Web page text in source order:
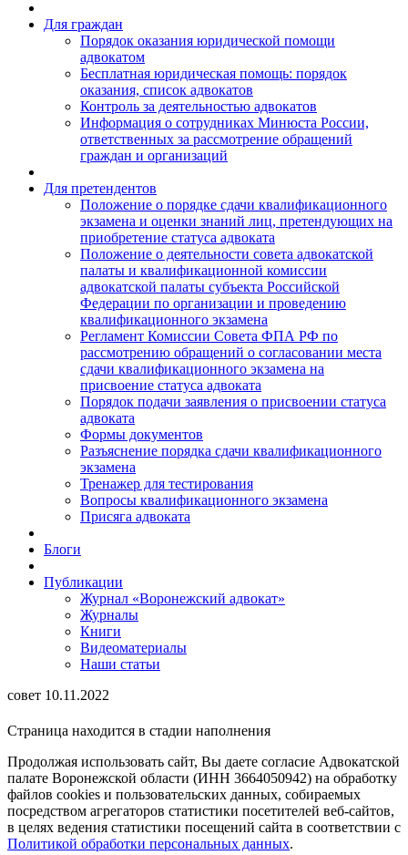
Для граждан
Порядок оказания юридической помощи
адвокатом
Бесплатная юридическая помощь: порядок
оказания, список адвокатов
Контроль за деятельностью адвокатов
Информация о сотрудниках Минюста России,
ответственных за рассмотрение обращений
граждан и организаций
Для претендентов
Положение о порядке сдачи квалификационного
экзамена и оценки знаний лиц, претендующих на
приобретение статуса адвоката
Положение о деятельности совета адвокатской
палаты и квалификационной комиссии
адвокатской палаты субъекта Российской
Федерации по организации и проведению
квалификационного экзамена
Регламент Комиссии Совета ФПА РФ по
рассмотрению обращений о согласовании места
сдачи квалификационного экзамена на
присвоение статуса адвоката
Порядок подачи заявления о присвоении статуса
адвоката
Формы документов
Разъяснение порядка сдачи квалификационного
экзамена
Тренажер для тестирования
Вопросы квалификационного экзамена
Присяга адвоката
Блоги
Публикации
Журнал «Воронежский адвокат»
Журналы
Книги
Видеоматериалы
Наши статьи
совет 10.11.2022
Страница находится в стадии наполнения
Продолжая использовать сайт, Вы даете согласие Адвокатской
палате Воронежской области (ИНН 3664050942) на обработку
файлов cookies и пользовательских данных, собираемых
посредством агрегаторов статистики посетителей веб-сайтов,
в целях ведения статистики посещений сайта в соответствии с
Политикой обработки персональных данных.